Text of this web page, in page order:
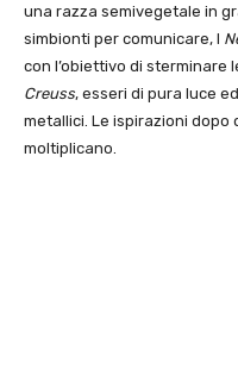
una razza semivegetale in
simbionti per comunicare, I
con l’obiettivo di sterminare
Creuss, esseri di pura luce
metallici. Le ispirazioni
moltiplicano.